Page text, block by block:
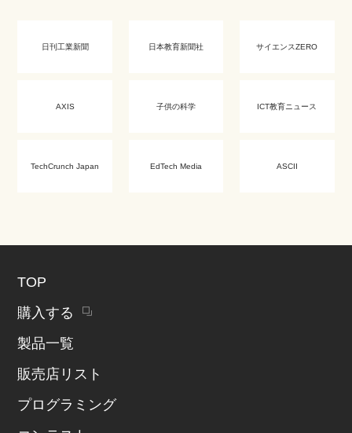
日刊工業新聞 日本教育新聞社 サイエンスZERO
AXIS 子供の科学 ICT教育ニュース
TechCrunch Japan EdTech Media ASCII
TOP
購入する
製品一覧
販売店リスト
プログラミング